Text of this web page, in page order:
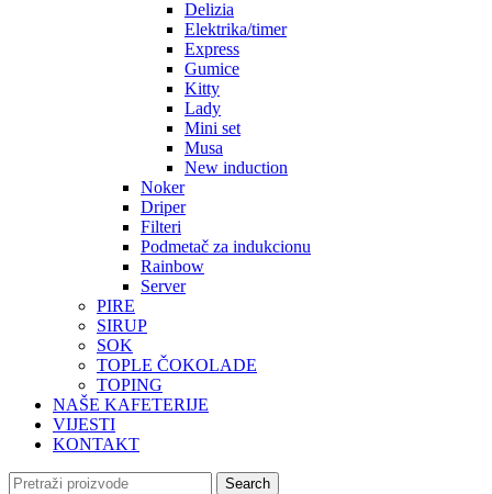
Delizia
Elektrika/timer
Express
Gumice
Kitty
Lady
Mini set
Musa
New induction
Noker
Driper
Filteri
Podmetač za indukcionu
Rainbow
Server
PIRE
SIRUP
SOK
TOPLE ČOKOLADE
TOPING
NAŠE KAFETERIJE
VIJESTI
KONTAKT
Search